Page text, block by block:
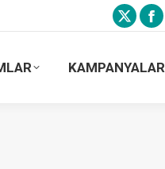
KAMPANYALAR